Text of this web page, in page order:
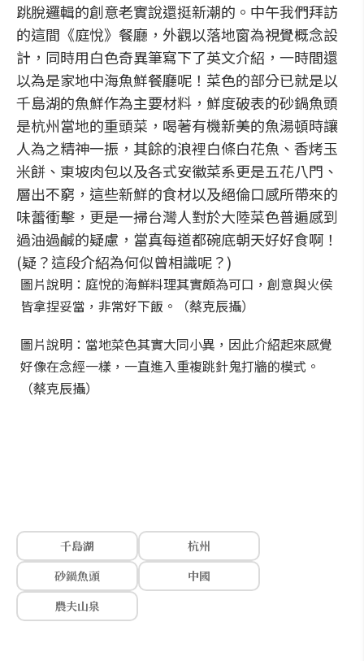
跳脫邏輯的創意老實說還挺新潮的。中午我們拜訪
的這間《庭悅》餐廳，外觀以落地窗為視覺概念設
計，同時用白色奇異筆寫下了英文介紹，一時間還
以為是家地中海魚鮮餐廳呢！菜色的部分已就是以
千島湖的魚鮮作為主要材料，鮮度破表的砂鍋魚頭
是杭州當地的重頭菜，喝著有機新美的魚湯頓時讓
人為之精神一振，其餘的浪裡白條白花魚、香烤玉
米餅、東坡肉包以及各式安徽菜系更是五花八門、
層出不窮，這些新鮮的食材以及絕倫口感所帶來的
味蕾衝擊，更是一掃台灣人對於大陸菜色普遍感到
過油過鹹的疑慮，當真每道都碗底朝天好好食啊！
(疑？這段介紹為何似曾相識呢？)
圖片說明：庭悅的海鮮料理其實頗為可口，創意與火侯
皆拿捏妥當，非常好下飯。（蔡克辰攝）
圖片說明：當地菜色其實大同小異，因此介紹起來感覺
好像在念經一樣，一直進入重複跳針鬼打牆的模式。
（蔡克辰攝）
千島湖
杭州
砂鍋魚頭
中國
農夫山泉